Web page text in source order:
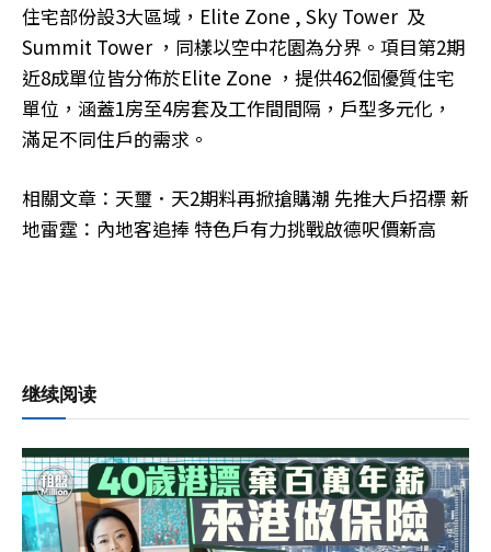
住宅部份設3大區域，Elite Zone , Sky Tower 及
Summit Tower ，同樣以空中花園為分界。項目第2期
近8成單位皆分佈於Elite Zone ，提供462個優質住宅
單位，涵蓋1房至4房套及工作間間隔，戶型多元化，
滿足不同住戶的需求。
相關文章：天璽．天2期料再掀搶購潮 先推大戶招標 新
地雷霆：內地客追捧 特色戶有力挑戰啟德呎價新高
继续阅读